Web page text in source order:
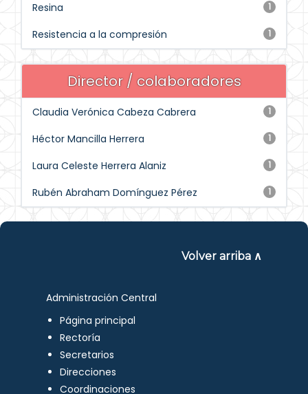
1
Resina
1
Resistencia a la compresión
Director / colaboradores
1
Claudia Verónica Cabeza Cabrera
1
Héctor Mancilla Herrera
1
Laura Celeste Herrera Alaniz
1
Rubén Abraham Domínguez Pérez
Volver arriba ∧
Administración Central
Página principal
Rectoría
Secretarios
Direcciones
Coordinaciones